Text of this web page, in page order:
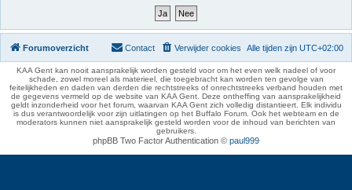
Forumoverzicht Alle tijden zijn UTC+02:00
Verwijder cookies
Contact
KAA Gent kan nooit aansprakelijk worden gesteld voor om het even welk nadeel of voor
schade, zowel moreel als materieel, die toegebracht kan worden ten gevolge van
feitelijkheden en daden van derden die rechtstreeks of onrechtstreeks verband houden met
de gegevens vermeld op de website van KAA Gent. Deze ontheffing van aansprakelijkheid
geldt inzonderheid voor het forum, waarvan KAA Gent zich volledig distantieert. Elk individu
is dus verantwoordelijk voor zijn uitlatingen op het Buffalo Forum. Ook het webteam en de
moderators kunnen niet aansprakelijk gesteld worden voor de inhoud van berichten van
gebruikers.
phpBB Two Factor Authentication © paul999